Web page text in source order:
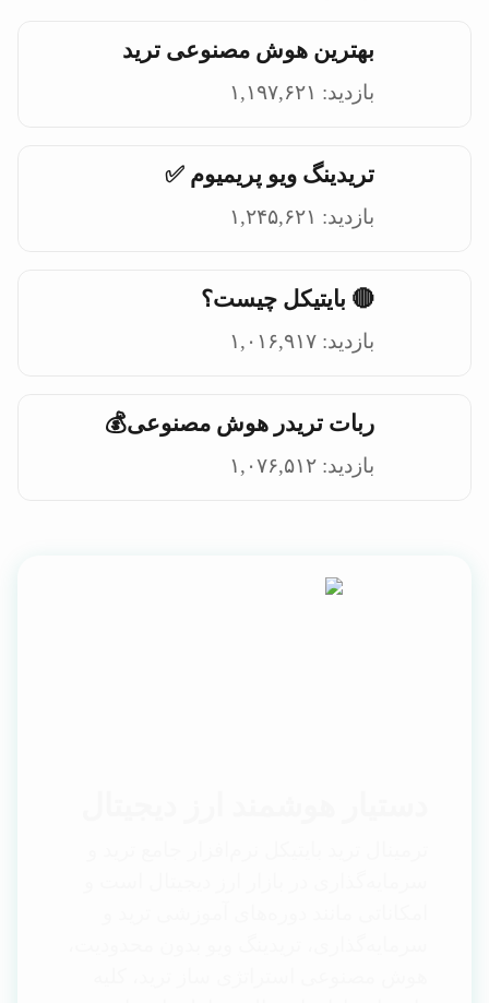
بهترین هوش مصنوعی ترید
بازدید: ۱,۱۹۷,۶۲۱
تریدینگ ویو پریمیوم ✅
بازدید: ۱,۲۴۵,۶۲۱
🔴 بایتیکل چیست؟
بازدید: ۱,۰۱۶,۹۱۷
ربات تریدر هوش مصنوعی💰
بازدید: ۱,۰۷۶,۵۱۲